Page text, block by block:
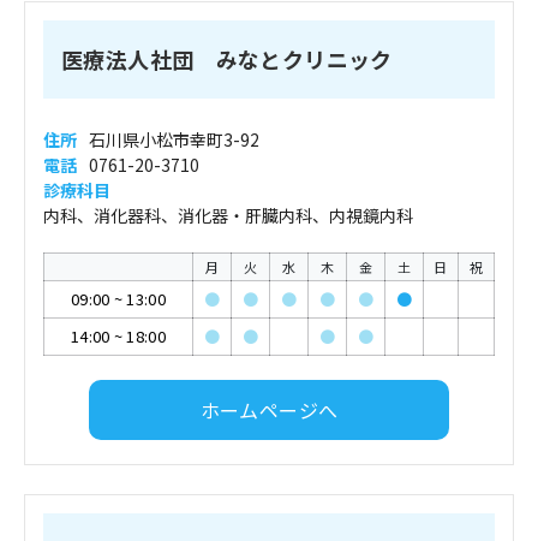
医療法人社団 みなとクリニック
住所 石川県小松市幸町3-92
電話 0761-20-3710
診療科目
内科、消化器科、消化器・肝臓内科、内視鏡内科
月 火 水 木 金 土 日 祝
09:00 ~13:00 ● ● ● ● ●
●
14:00 ~18:00 ● ● ● ●
ホームページへ